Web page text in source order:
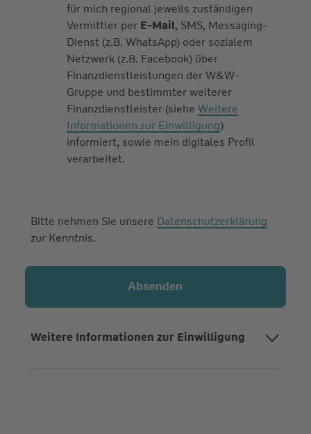
für mich regional jeweils zuständigen
Vermittler per E-Mail, SMS, Messaging-
Dienst (z.B. WhatsApp) oder sozialem
Netzwerk (z.B. Facebook) über
Finanzdienstleistungen der W&W-
Gruppe und bestimmter weiterer
Finanzdienstleister (siehe Weitere
Informationen zur Einwilligung)
informiert, sowie mein digitales Profil
verarbeitet.
Bitte nehmen Sie unsere Datenschutzerklärung
zur Kenntnis.
Weitere Informationen zur Einwilligung